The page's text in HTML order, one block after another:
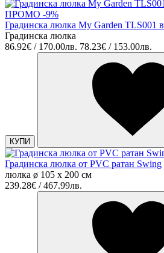
ПРОМО -9%
Градинска люлка My Garden TLS001
Градинска люлка
86.92€ / 170.00лв. 78.23€ / 153.00лв.
КУПИ
Градинска люлка от PVC ратан Swing
люлка ø 105 х 200 cм
239.28€ / 467.99лв.